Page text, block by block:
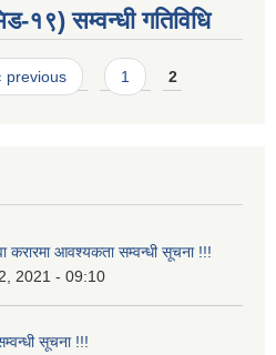
१९) सम्वन्धी गतिविधि
previous 1 2
करारमा आवश्यकता सम्वन्धी सूचना !!!
2021 - 09:10
सूचना !!!